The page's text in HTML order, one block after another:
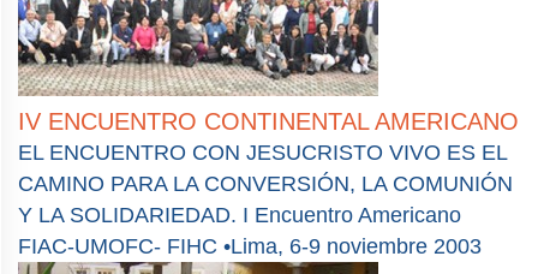
IV ENCUENTRO CONTINENTAL AMERICANO
EL ENCUENTRO CON JESUCRISTO VIVO ES EL
CAMINO PARA LA CONVERSIÓN, LA COMUNIÓN
Y LA SOLIDARIEDAD. I Encuentro Americano
FIAC-UMOFC- FIHC •Lima, 6-9 noviembre 2003